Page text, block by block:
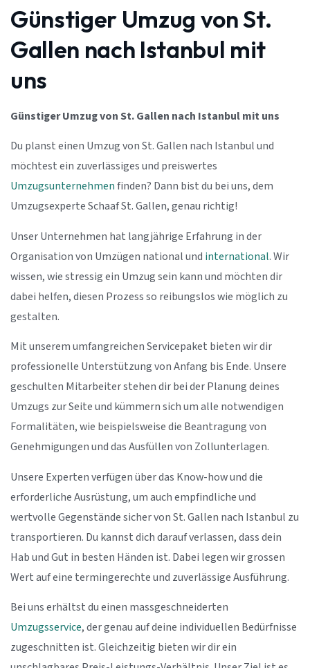
Günstiger Umzug von St.
Gallen nach Istanbul mit
uns
Günstiger Umzug von St. Gallen nach Istanbul mit uns
Du planst einen Umzug von St. Gallen nach Istanbul und
möchtest ein zuverlässiges und preiswertes
Umzugsunternehmenfinden? Dann bist du bei uns, dem
Umzugsexperte Schaaf St. Gallen, genau richtig!
Unser Unternehmen hat langjährige Erfahrung in der
Organisation von Umzügen national und international. Wir
wissen, wie stressig ein Umzug sein kann und möchten dir
dabei helfen, diesen Prozess so reibungslos wie möglich zu
gestalten.
Mit unserem umfangreichen Servicepaket bieten wir dir
professionelle Unterstützung von Anfang bis Ende. Unsere
geschulten Mitarbeiter stehen dir bei der Planung deines
Umzugs zur Seite und kümmern sich um alle notwendigen
Formalitäten, wie beispielsweise die Beantragung von
Genehmigungen und das Ausfüllen von Zollunterlagen.
Unsere Experten verfügen über das Know-how und die
erforderliche Ausrüstung, um auch empfindliche und
wertvolle Gegenstände sicher von St. Gallen nach Istanbul zu
transportieren. Du kannst dich darauf verlassen, dass dein
Hab und Gut in besten Händen ist. Dabei legen wir grossen
Wert auf eine termingerechte und zuverlässige Ausführung.
Bei uns erhältst du einen massgeschneiderten
Umzugsservice, der genau auf deine individuellen Bedürfnisse
zugeschnitten ist. Gleichzeitig bieten wir dir ein